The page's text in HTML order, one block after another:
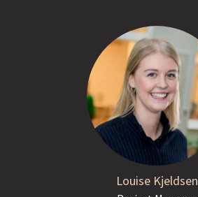
Louise Kjeldsen